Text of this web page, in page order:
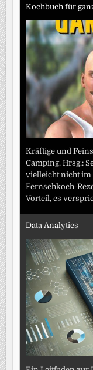
Kochbuch für
Kräftige und
Camping. Hrsg.:
vielleicht nicht im
Fernsehkoch-
Vorteil, es
Data Analytics